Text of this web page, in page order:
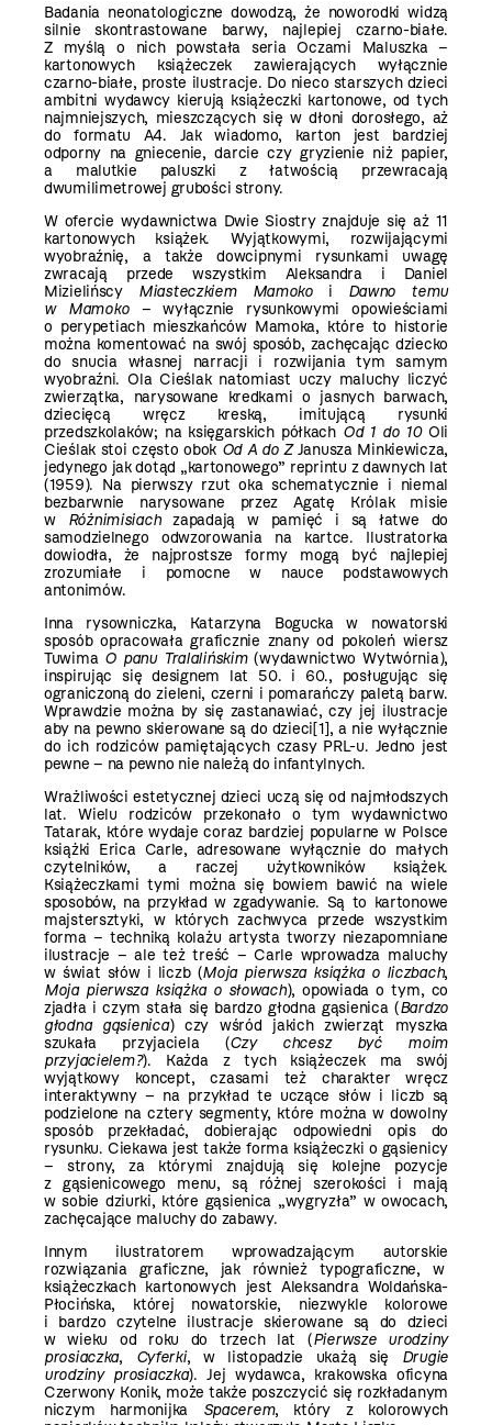
Badania neonatologiczne dowodzą, że noworodki widzą
silnie skontrastowane barwy, najlepiej czarno-białe.
Z myślą o nich powstała seria Oczami Maluszka –
kartonowych książeczek zawierających wyłącznie
czarno-białe, proste ilustracje. Do nieco starszych dzieci
ambitni wydawcy kierują książeczki kartonowe, od tych
najmniejszych, mieszczących się w dłoni dorosłego, aż
do formatu A4. Jak wiadomo, karton jest bardziej
odporny na gniecenie, darcie czy gryzienie niż papier,
a malutkie paluszki z łatwością przewracają
dwumilimetrowej grubości strony.
W ofercie wydawnictwa Dwie Siostry znajduje się aż 11
kartonowych książek. Wyjątkowymi, rozwijającymi
wyobraźnię, a także dowcipnymi rysunkami uwagę
zwracają przede wszystkim Aleksandra i Daniel
Mizielińscy Miasteczkiem Mamokoi Dawno temu
w Mamoko– wyłącznie rysunkowymi opowieściami
o perypetiach mieszkańców Mamoka, które to historie
można komentować na swój sposób, zachęcając dziecko
do snucia własnej narracji i rozwijania tym samym
wyobraźni. Ola Cieślak natomiast uczy maluchy liczyć
zwierzątka, narysowane kredkami o jasnych barwach,
dziecięcą wręcz kreską, imitującą rysunki
przedszkolaków; na księgarskich półkach Od 1 do 10Oli
Cieślak stoi często obok Od A do ZJanusza Minkiewicza,
jedynego jak dotąd „kartonowego” reprintu z dawnych lat
(1959). Na pierwszy rzut oka schematycznie i niemal
bezbarwnie narysowane przez Agatę Królak misie
w Różnimisiachzapadają w pamięć i są łatwe do
samodzielnego odwzorowania na kartce. Ilustratorka
dowiodła, że najprostsze formy mogą być najlepiej
zrozumiałe i pomocne w nauce podstawowych
antonimów.
Inna rysowniczka, Katarzyna Bogucka w nowatorski
sposób opracowała graficznie znany od pokoleń wiersz
Tuwima O panu Tralalińskim(wydawnictwo Wytwórnia),
inspirując się designem lat 50. i 60., posługując się
ograniczoną do zieleni, czerni i pomarańczy paletą barw.
Wprawdzie można by się zastanawiać, czy jej ilustracje
aby na pewno skierowane są do dzieci[1], a nie wyłącznie
do ich rodziców pamiętających czasy PRL-u. Jedno jest
pewne – na pewno nie należą do infantylnych.
Wrażliwości estetycznej dzieci uczą się od najmłodszych
lat. Wielu rodziców przekonało o tym wydawnictwo
Tatarak, które wydaje coraz bardziej popularne w Polsce
książki Erica Carle, adresowane wyłącznie do małych
czytelników, a raczej użytkowników książek.
Książeczkami tymi można się bowiem bawić na wiele
sposobów, na przykład w zgadywanie. Są to kartonowe
majstersztyki, w których zachwyca przede wszystkim
forma – techniką kolażu artysta tworzy niezapomniane
ilustracje – ale też treść – Carle wprowadza maluchy
w świat słów i liczb (Moja pierwsza książka o liczbach,
Moja pierwsza książka o słowach), opowiada o tym, co
zjadła i czym stała się bardzo głodna gąsienica (Bardzo
głodna gąsienica) czy wśród jakich zwierząt myszka
szukała przyjaciela (Czy chcesz być moim
przyjacielem?). Każda z tych książeczek ma swój
wyjątkowy koncept, czasami też charakter wręcz
interaktywny – na przykład te uczące słów i liczb są
podzielone na cztery segmenty, które można w dowolny
sposób przekładać, dobierając odpowiedni opis do
rysunku. Ciekawa jest także forma książeczki o gąsienicy
– strony, za którymi znajdują się kolejne pozycje
z gąsienicowego menu, są różnej szerokości i mają
w sobie dziurki, które gąsienica „wygryzła” w owocach,
zachęcające maluchy do zabawy.
Innym ilustratorem wprowadzającym autorskie
rozwiązania graficzne, jak również typograficzne, w
książeczkach kartonowych jest Aleksandra Woldańska-
Płocińska, której nowatorskie, niezwykle kolorowe
i bardzo czytelne ilustracje skierowane są do dzieci
w wieku od roku do trzech lat (Pierwsze urodziny
prosiaczka, Cyferki, w listopadzie ukażą się Drugie
urodziny prosiaczka). Jej wydawca, krakowska oficyna
Czerwony Konik, może także poszczycić się rozkładanym
niczym harmonijka Spacerem, który z kolorowych